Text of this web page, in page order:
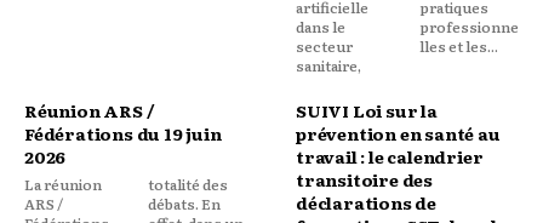
artificielle
dans le
secteur
sanitaire,
pratiques
professionne
lles et les...
Réunion ARS /
Fédérations du 19 juin
2026
La réunion
ARS /
totalité des
débats. En
SUIVI Loi sur la
prévention en santé au
travail : le calendrier
transitoire des
déclarations de